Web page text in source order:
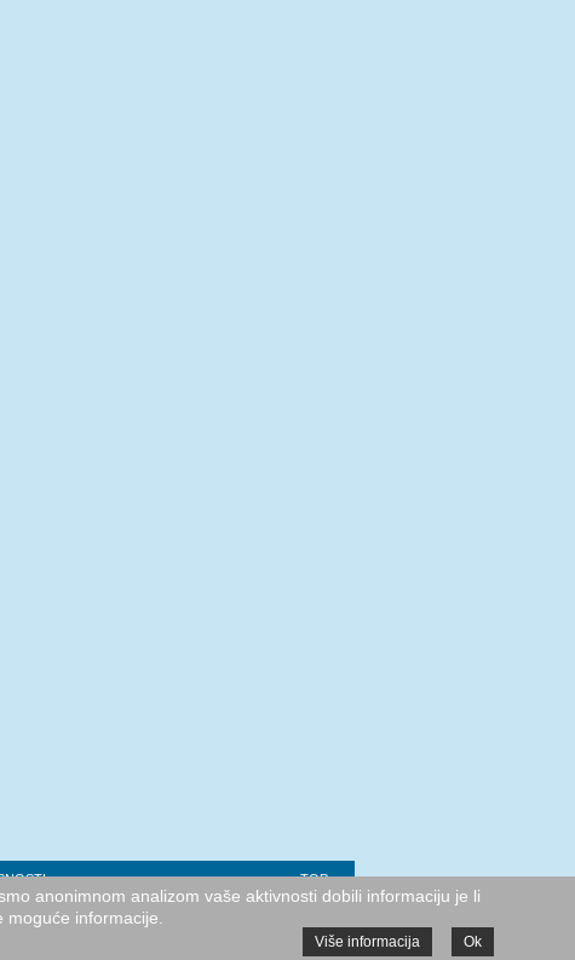
TOP
anonimnom analizom vaše aktivnosti dobili informaciju je li
informacije.
Više informacija Ok